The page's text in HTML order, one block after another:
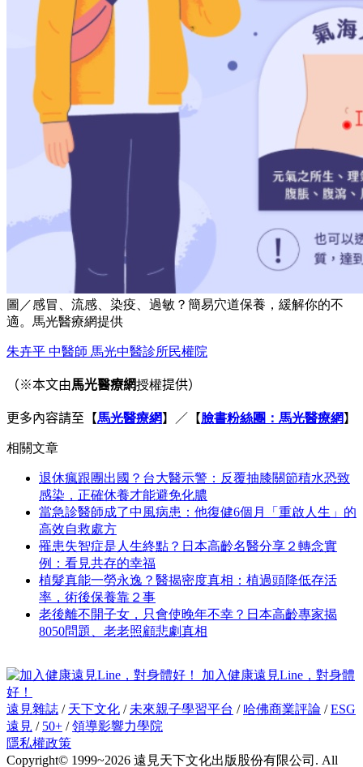
圖／感冒、流感、染疫、過敏？簡易穴道保養，緩解你的不
適。馬光醫療網提供
朱卉平 中醫師 馬光中醫診所民權院
（※本文由馬光醫療網授權提供）
更多內容請至 【馬光醫療網】／【臉書粉絲團：馬光醫療網】
相關文章
退休瘋跟團出國？台大醫示警：反覆抽膝關節積水恐致
感染，正確休養才能避免化膿
當急診醫師成了中風病患：他復健6個月「重啟人生」的
高效自救處方
罹患失智症是人生終點？日本高齡名醫分享２轉念實
例：看見共存的幸福
植髮真能一勞永逸？醫揭密度真相：植過頭降低存活
率，術後保養靠２事
老後離不開子女，只會使晚年不幸？日本高齡專家揭
8050問題、老老照顧悲劇真相
加入健康遠見Line，對身體
好！
遠見雜誌 / 天下文化 / 未來親子學習平台 / 哈佛商業評論 /ESG
遠見 / 50+ /領導影響力學院
隱私權政策
Copyright© 1999~2026 遠見天下文化出版股份有限公司. All